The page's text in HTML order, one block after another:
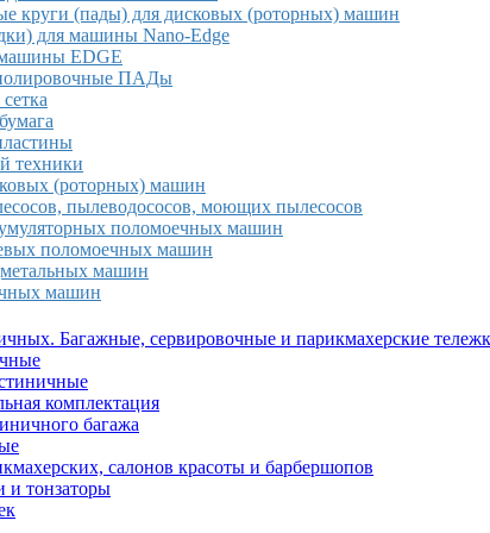
круги (пады) для дисковых (роторных) машин
для машины Nano-Edge
EDGE
ПАДы
техники
(роторных) машин
пылеводососов, моющих пылесосов
поломоечных машин
поломоечных машин
машин
машин
Багажные, сервировочные и парикмахерские
комплектация
багажа
салонов красоты и барбершопов
и тонзаторы